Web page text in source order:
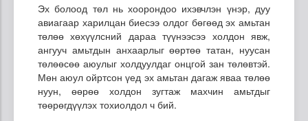
Эх болоод төл нь хоорондоо ихэвчлэн үнэр, дуу
авиагаар харилцан биесээ олдог бөгөөд эх амьтан
төлөө хөхүүлсний дараа түүнээсээ холдон явж,
ангууч амьтдын анхаарлыг өөртөө татан, нуусан
төлөөсөө аюулыг холдуулдаг онцгой зан төлөвтэй.
Мөн аюул ойртсон үед эх амьтан дагаж яваа төлөө
нуун, өөрөө холдон зугтаж махчин амьтдыг
төөрөгдүүлэх тохиолдол ч бий.